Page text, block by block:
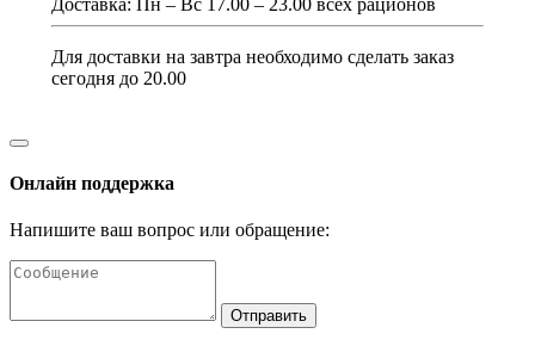
Для доставки на завтра необходимо сделать заказ
сегодня до 20.00
Онлайн поддержка
Напишите ваш вопрос или обращение:
Отправить